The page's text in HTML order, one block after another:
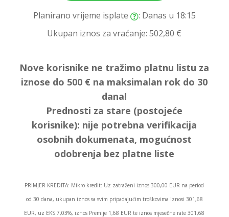
Planirano vrijeme isplate
: Danas u 18:15
Ukupan iznos za vraćanje:502,80 €
Nove korisnike ne tražimo platnu listu za
iznose do 500 € na maksimalan rok do 30
dana!
Prednosti za stare (postojeće
korisnike): nije potrebna verifikacija
osobnih dokumenata, mogućnost
odobrenja bez platne liste
PRIMJER KREDITA: Mikro kredit: Uz zatraženi iznos 300,00 EUR na period
od 30 dana, ukupan iznos sa svim pripadajućim troškovima iznosi 301,68
EUR, uz EKS 7,03%, iznos Premije 1,68 EUR te iznos mjesečne rate 301,68